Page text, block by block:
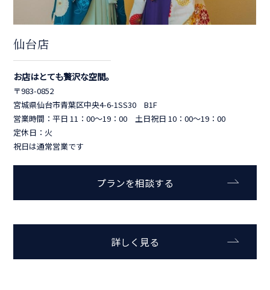
仙台店
お店はとても贅沢な空間。
〒983-0852
宮城県仙台市青葉区中央4-6-1SS30 B1F
営業時間：平日 11：00～19：00 土日祝日 10：00～19：00
定休日：火
祝日は通常営業です
プランを相談する
詳しく見る